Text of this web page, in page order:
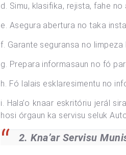
d. Simu, klasifika, rejista, fahe
e. Asegura abertura no taka
f. Garante seguransa no limpeza
g. Prepara informasaun no fó
h. Fó lalais esklaresimentu no
i. Hala’o knaar eskritóriu jerál
hosi órgaun ka servisu seluk
2. Kna’ar Servisu